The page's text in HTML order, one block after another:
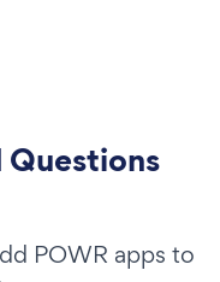
POWR apps to